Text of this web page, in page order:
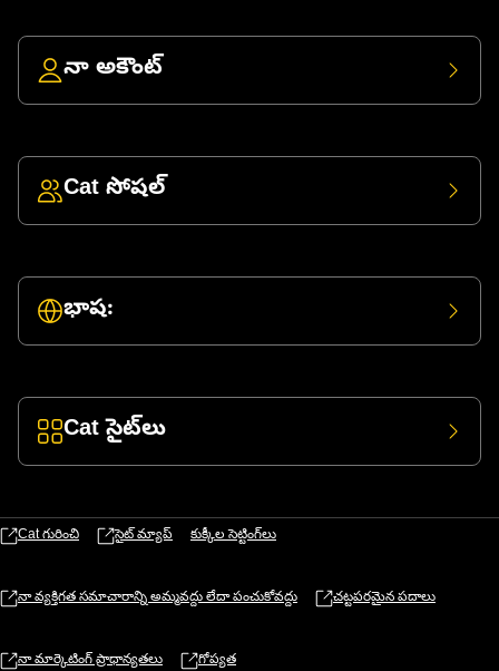
నా అకౌంట్
Cat సోషల్
భాష:
Cat సైట్‌లు
Cat గురించి సైట్ మ్యాప్ కుక్కీల సెట్టింగ్‌లు
నా వ్యక్తిగత సమాచారాన్ని అమ్మవద్దు లేదా పంచుకోవద్దు చట్టపరమైన పదాలు
నా మార్కెటింగ్ ప్రాధాన్యతలు గోప్యత